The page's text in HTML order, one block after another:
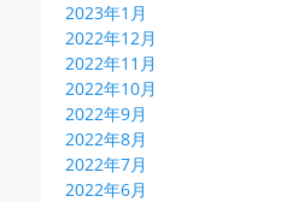
2023年1月
2022年12月
2022年11月
2022年10月
2022年9月
2022年8月
2022年7月
2022年6月